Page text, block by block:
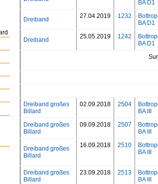
BA D1
Dreiband 27.04.2019 1232
BA D1
Dreiband 25.05.2019 1242
BA D1
Dreiband großes
Billard
02.09.2018 2504
BA III
Dreiband großes
Billard
09.09.2018 2507
BA III
Dreiband großes
Billard
16.09.2018 2510
BA III
Dreiband großes
Billard
23.09.2018 2513
BA III